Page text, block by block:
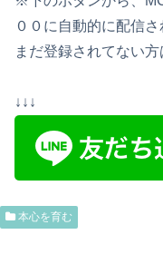
００に自動的に配信さ
まだ登録されてない
↓↓↓
本心を育む